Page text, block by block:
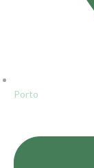
Porto